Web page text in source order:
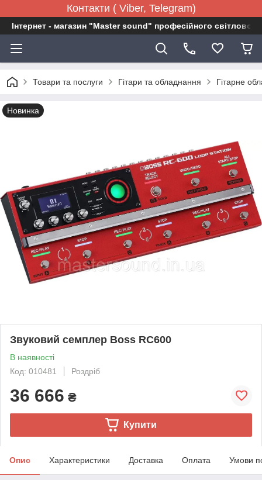
Контакти ( Viber, Telegram)
Інтернет - магазин "Master sound" професійного
Товари та послуги Гітари та обладнання Гітарне
Новинка
Звуковий семплер Boss RC600
В наявності
Код: 010481
Роздріб
36 666 ₴
Купити
Опис Характеристики Доставка Оплата Умови